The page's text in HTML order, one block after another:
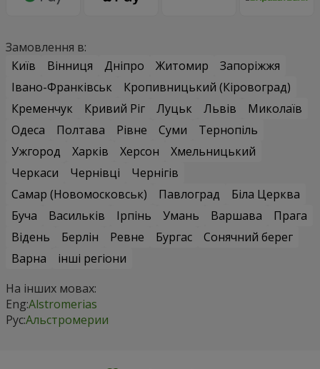
Замовлення в:
Київ
Вінниця Дніпро Житомир
Запоріжжя
Івано-Франківськ
Кропивницький (Кіровоград)
Кременчук
Кривий Ріг Луцьк Львів
Миколаїв
Одеса
Полтава Рівне Суми
Тернопіль
Ужгород
Харків Херсон
Хмельницький
Черкаси
Чернівці
Чернігів
Самар (Новомосковськ)
Павлоград
Біла Церква
Буча
Васильків Ірпінь Умань Варшава
Прага
Відень
Берлін Ревне Бургас
Сонячний берег
Варна
інші регіони
На інших мовах:
Eng:Alstromerias
Рус:Альстромерии